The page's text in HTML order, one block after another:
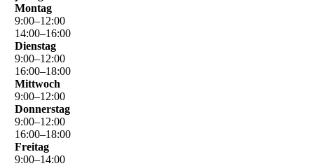
Montag
9:00–12:00
14:00–16:00
Dienstag
9:00–12:00
16:00–18:00
Mittwoch
9:00–12:00
Donnerstag
9:00–12:00
16:00–18:00
Freitag
9:00–14:00